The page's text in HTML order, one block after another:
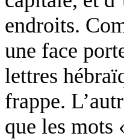
endroits.
une face
lettres
frappe.
que les mots